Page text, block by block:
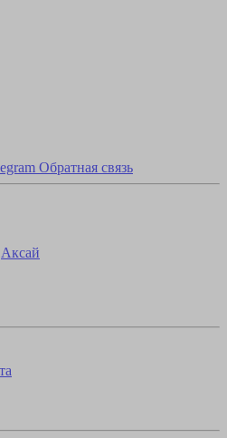
Обратная связь
Аксай